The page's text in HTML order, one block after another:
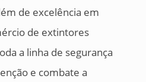
de excelência em
de extintores
a linha de segurança
e combate a